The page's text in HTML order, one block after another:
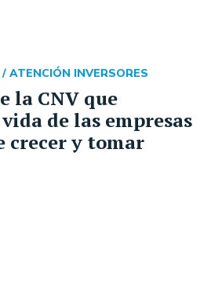
la CNV que
de las empresas
crecer y tomar
/ ATENCIÓN INVERSORES